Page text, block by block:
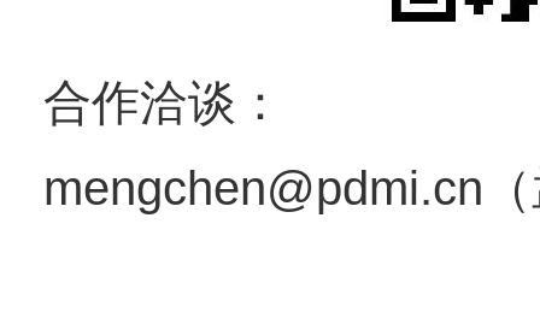
合作洽谈：
mengchen@pdmi.cn